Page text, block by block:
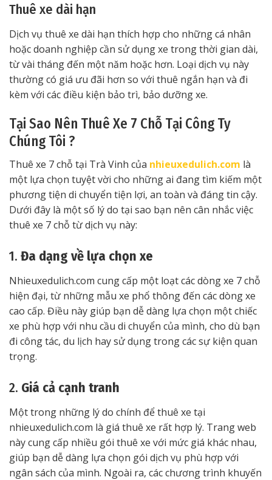
Thuê xe dài hạn
Dịch vụ thuê xe dài hạn thích hợp cho những cá nhân
hoặc doanh nghiệp cần sử dụng xe trong thời gian dài,
từ vài tháng đến một năm hoặc hơn. Loại dịch vụ này
thường có giá ưu đãi hơn so với thuê ngắn hạn và đi
kèm với các điều kiện bảo trì, bảo dưỡng xe.
Tại Sao Nên Thuê Xe 7 Chỗ Tại Công Ty
Chúng Tôi ?
Thuê xe 7 chỗ tại Trà Vinh của nhieuxedulich.com là
một lựa chọn tuyệt vời cho những ai đang tìm kiếm một
phương tiện di chuyển tiện lợi, an toàn và đáng tin cậy.
Dưới đây là một số lý do tại sao bạn nên cân nhắc việc
thuê xe 7 chỗ từ dịch vụ này:
1. Đa dạng về lựa chọn xe
Nhieuxedulich.com cung cấp một loạt các dòng xe 7 chỗ
hiện đại, từ những mẫu xe phổ thông đến các dòng xe
cao cấp. Điều này giúp bạn dễ dàng lựa chọn một chiếc
xe phù hợp với nhu cầu di chuyển của mình, cho dù bạn
đi công tác, du lịch hay sử dụng trong các sự kiện quan
trọng.
2. Giá cả cạnh tranh
Một trong những lý do chính để thuê xe tại
nhieuxedulich.com là giá thuê xe rất hợp lý. Trang web
này cung cấp nhiều gói thuê xe với mức giá khác nhau,
giúp bạn dễ dàng lựa chọn gói dịch vụ phù hợp với
ngân sách của mình. Ngoài ra, các chương trình khuyến